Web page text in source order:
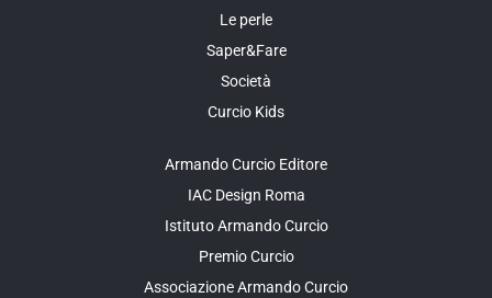
Le perle
Saper&Fare
Società
Curcio Kids
Armando Curcio Editore
IAC Design Roma
Istituto Armando Curcio
Premio Curcio
Associazione Armando Curcio